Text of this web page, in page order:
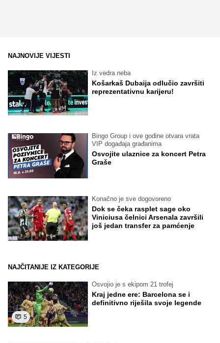
NAJNOVIJE VIJESTI
Iz vedra neba
Košarkaš Dubaija odlučio završiti
reprezentativnu karijeru!
Bingo Group i ove godine otvara vrata
VIP događaja građanima
Osvojite ulaznice za koncert Petra
Graše
Konačno je sve dogovoreno
Dok se čeka rasplet sage oko
Viniciusa čelnici Arsenala završili
još jedan transfer za pamćenje
NAJČITANIJE IZ KATEGORIJE
5
Osvojio je s ekipom 21 trofej
Kraj jedne ere: Barcelona se i
definitivno riješila svoje legende